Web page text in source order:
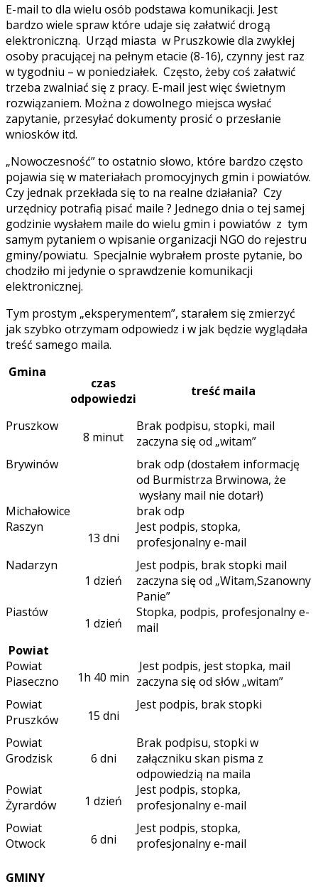
E-mail to dla wielu osób podstawa komunikacji. Jest
bardzo wiele spraw które udaje się załatwić drogą
elektroniczną. Urząd miasta w Pruszkowie dla zwykłej
osoby pracującej na pełnym etacie (8-16), czynny jest raz
w tygodniu – w poniedziałek. Często, żeby coś załatwić
trzeba zwalniać się z pracy. E-mail jest więc świetnym
rozwiązaniem. Można z dowolnego miejsca wysłać
zapytanie, przesyłać dokumenty prosić o przesłanie
wniosków itd.
„Nowoczesność” to ostatnio słowo, które bardzo często
pojawia się w materiałach promocyjnych gmin i powiatów.
Czy jednak przekłada się to na realne działania? Czy
urzędnicy potrafią pisać maile ? Jednego dnia o tej samej
godzinie wysłałem maile do wielu gmin i powiatów z tym
samym pytaniem o wpisanie organizacji NGO do rejestru
gminy/powiatu. Specjalnie wybrałem proste pytanie, bo
chodziło mi jedynie o sprawdzenie komunikacji
elektronicznej.
Tym prostym „eksperymentem”, starałem się zmierzyć
jak szybko otrzymam odpowiedz i w jak będzie wyglądała
treść samego maila.
Gmina
czas
odpowiedzi
treść maila
Pruszkow
8 minut
Brak podpisu, stopki, mail
zaczyna się od „witam”
Brywinów
brak odp (dostałem informację
od Burmistrza Brwinowa, że
wysłany mail nie dotarł)
Michałowice
brak odp
Raszyn
13 dni
Jest podpis, stopka,
profesjonalny e-mail
Nadarzyn
1 dzień
Jest podpis, brak stopki mail
zaczyna się od „Witam,Szanowny
Panie”
Piastów
1 dzień
Stopka, podpis, profesjonalny e-
mail
Powiat
Powiat
Piaseczno
1h 40 min
Jest podpis, jest stopka, mail
zaczyna się od słów „witam”
Powiat
Pruszków
15 dni
Jest podpis, brak stopki
Powiat
Grodzisk
6 dni
Brak podpisu, stopki w
załączniku skan pisma z
odpowiedzią na maila
Powiat
Żyrardów
1 dzień
Jest podpis, stopka,
profesjonalny e-mail
Powiat
Otwock
6 dni
Jest podpis, stopka,
profesjonalny e-mail
GMINY